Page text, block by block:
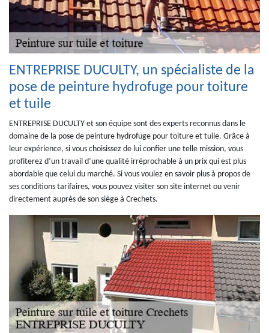
ENTREPRISE DUCULTY, un spécialiste de la
pose de peinture hydrofuge pour toiture
et tuile
ENTREPRISE DUCULTY et son équipe sont des experts reconnus dans le
domaine de la pose de peinture hydrofuge pour toiture et tuile. Grâce à
leur expérience, si vous choisissez de lui confier une telle mission, vous
profiterez d’un travail d’une qualité irréprochable à un prix qui est plus
abordable que celui du marché. Si vous voulez en savoir plus à propos de
ses conditions tarifaires, vous pouvez visiter son site internet ou venir
directement auprès de son siège à Crechets.